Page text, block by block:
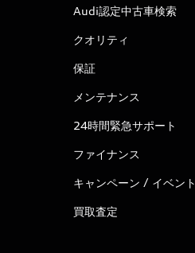
Audi認定中古車検索
クオリティ
保証
メンテナンス
24時間緊急サポート
ファイナンス
キャンペーン / イベント
買取査定